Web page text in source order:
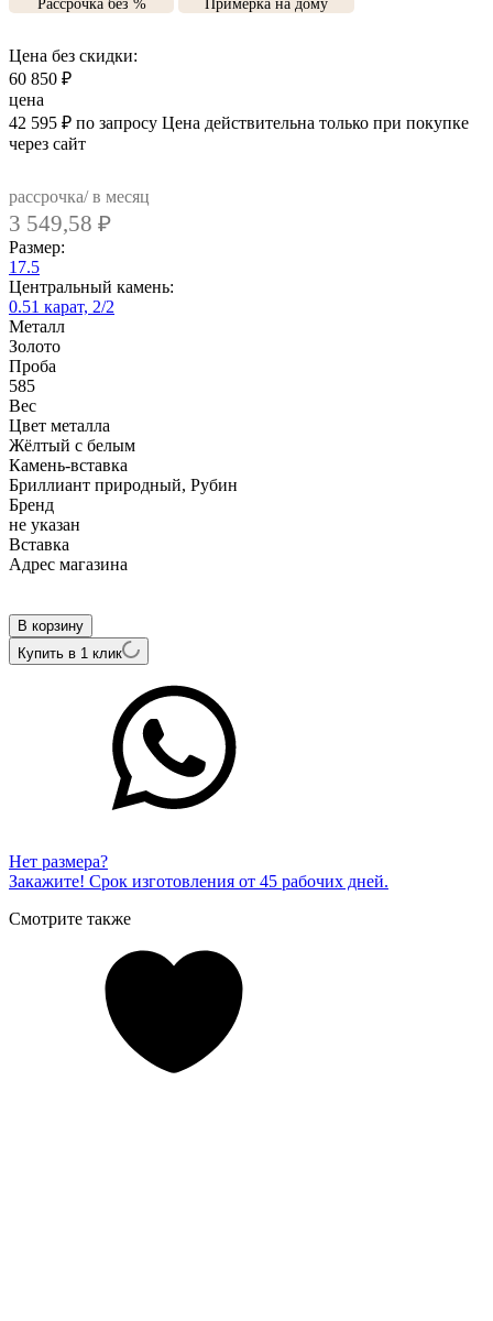
Рассрочка без % Примерка на дому
Цена без скидки:
60 850 ₽
цена
42 595 ₽ по запросу Цена действительна только при покупке
через сайт
рассрочка/ в месяц
3 549,58 ₽
Размер:
17.5
Центральный камень:
0.51 карат, 2/2
Металл
Золото
Проба
585
Вес
Цвет металла
Жёлтый с белым
Камень-вставка
Бриллиант природный, Рубин
Бренд
не указан
Вcтавка
Адрес магазина
В корзину
Купить в 1 клик
Нет размера?
Закажите! Срок изготовления от 45 рабочих дней.
Смотрите также